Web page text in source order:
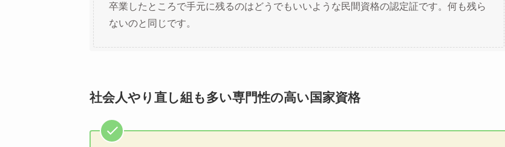
卒業したところで手元に残るのはどうでもいいような民間資格の認定証です。何も残ら
ないのと同じです。
社会人やり直し組も多い専門性の高い国家資格